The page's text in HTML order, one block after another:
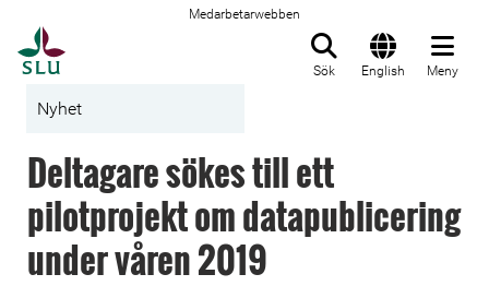
Medarbetarwebben
Sök English Meny
Nyhet
Deltagare sökes till ett
pilotprojekt om datapublicering
under våren 2019